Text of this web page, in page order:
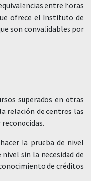
entre horas
ofrece el Instituto de
son convalidables por
superados en otras
relación de centros las
la prueba de nivel
sin la necesidad de
de créditos